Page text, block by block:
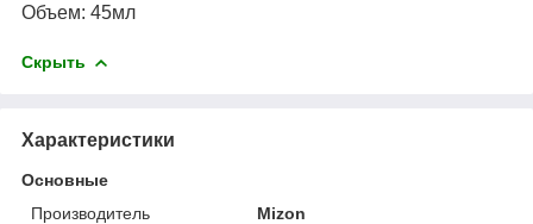
Объем: 45мл
Скрыть
Характеристики
Основные
Производитель
Mizon